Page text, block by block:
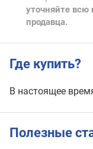
уточняйте
продавца.
Где купить?
В настоящее
Полезные